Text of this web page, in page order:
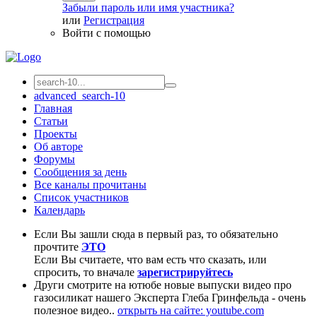
Забыли пароль или имя участника?
или Регистрация
Войти с помощью
advanced_search-10
Главная
Статьи
Проекты
Об авторе
Форумы
Сообщения за день
Все каналы прочитаны
Список участников
Календарь
Если Вы зашли сюда в первый раз, то обязательно
прочтите ЭТО
Если Вы считаете, что вам есть что сказать, или
спросить, то вначале зарегистрируйтесь
Други смотрите на ютюбе новые выпуски видео про
газосиликат нашего Эксперта Глеба Гринфельда - очень
полезное видео.. открыть на сайте: youtube.com